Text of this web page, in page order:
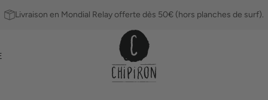
Livraison en Mondial Relay offerte dès 50€ (hors planches de surf).